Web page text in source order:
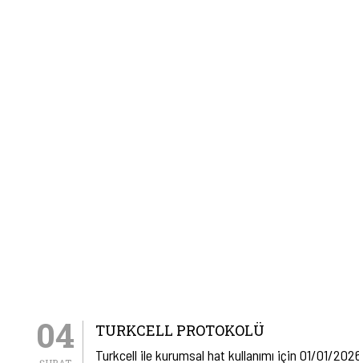
04 TURKCELL PROTOKOLÜ
Turkcell ile kurumsal hat kullanımı için 01/01/